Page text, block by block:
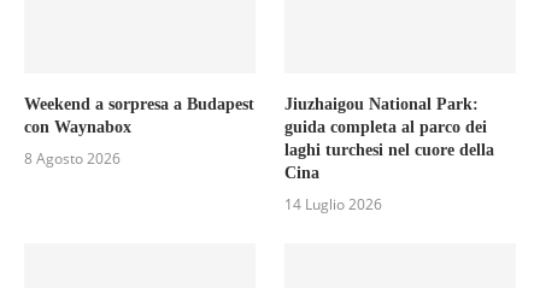
Weekend a sorpresa a Budapest
con Waynabox
8 Agosto 2026
Jiuzhaigou National Park:
guida completa al parco dei
laghi turchesi nel cuore della
Cina
14 Luglio 2026